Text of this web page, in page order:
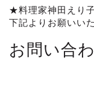
★料理家神田えり
下記よりお願いい
お問い合